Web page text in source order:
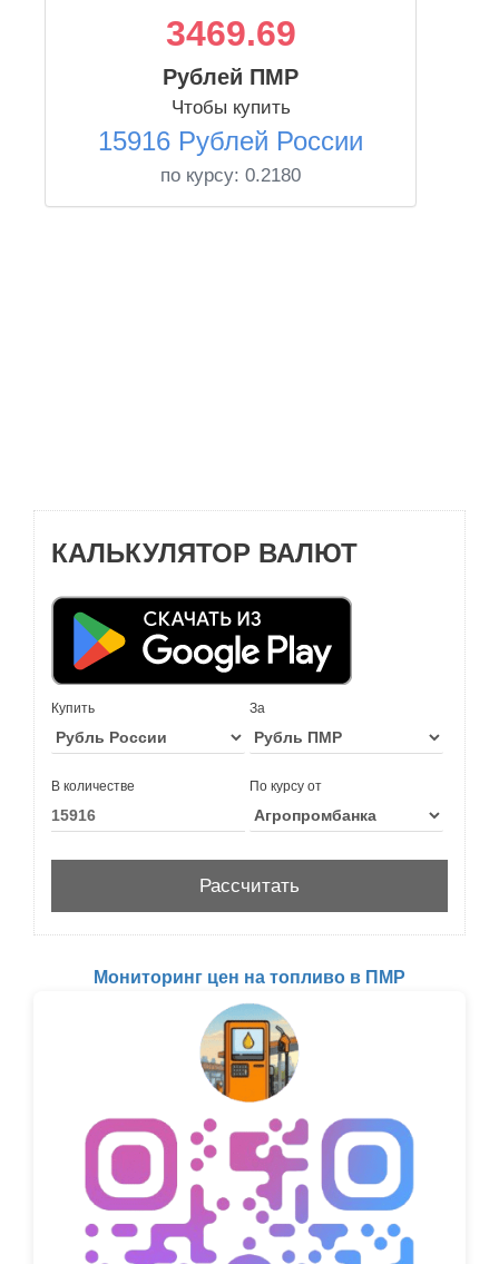
3469.69
Рублей ПМР
Чтобы купить
15916 Рублей России
по курсу: 0.2180
КАЛЬКУЛЯТОР ВАЛЮТ
Купить За
В количестве По курсу от
Мониторинг цен на топливо в ПМР